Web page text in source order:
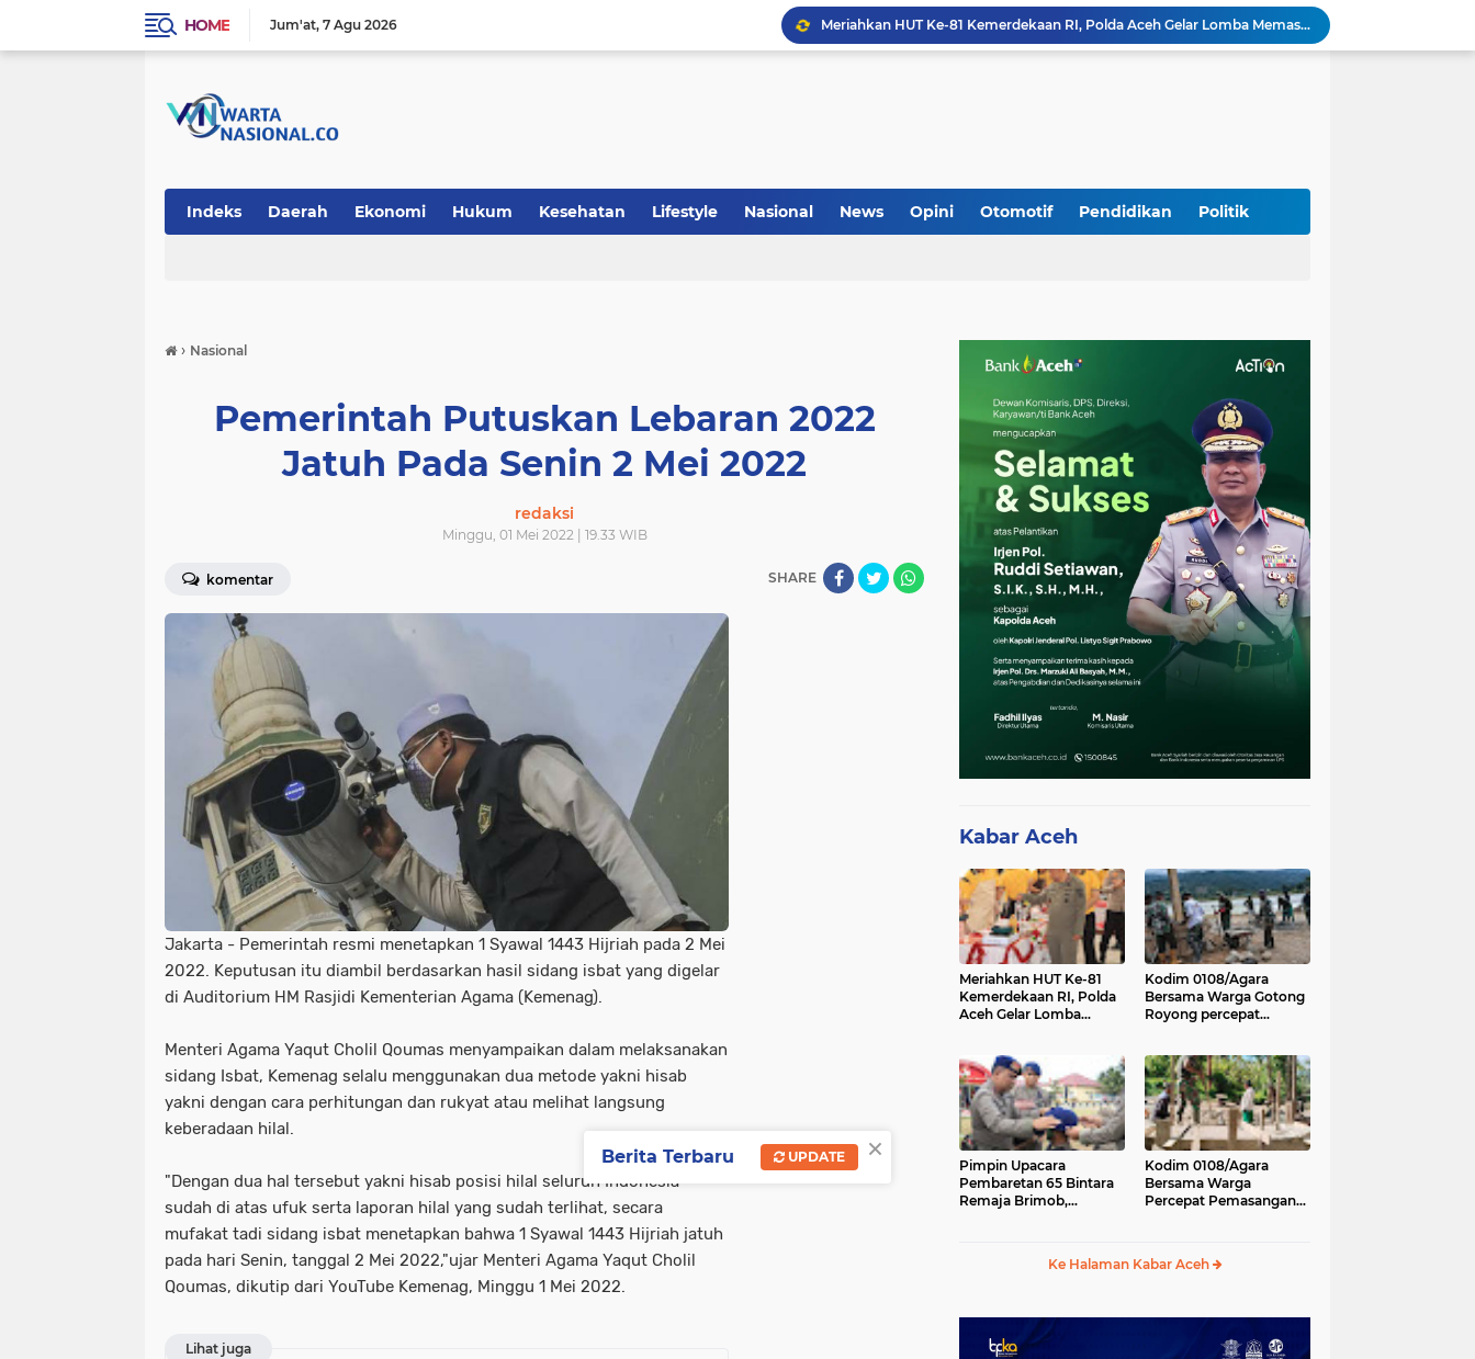
HOME Jum'at 7 Agu 2026
Meriahkan HUT Ke-81 Kemerdekaan RI, Polda Aceh Gelar Lomba Memasak Nasi Goreng dan Aneka Minuman
Babinsa Simpang Tiga Monitoring Harga Sembako, Pastikan Stabilitas dan Ketersediaan Bahan Pokok
Kodim 0108/Agara Bersama Warga Percepat Pemasangan Tiang Pylon Jembatan Gantung di Desa Lawe Ger-Ger Aceh Tenggara
Indeks Daerah Ekonomi Hukum Kesehatan Lifestyle Nasional News Opini Otomotif Pendidikan Politik
› Nasional
Pemerintah Putuskan Lebaran 2022
Jatuh Pada Senin 2 Mei 2022
redaksi
Minggu, 01 Mei 2022 | 19.33 WIB
komentar SHARE
Jakarta - Pemerintah resmi menetapkan 1 Syawal 1443 Hijriah pada 2 Mei
2022. Keputusan itu diambil berdasarkan hasil sidang isbat yang digelar
di Auditorium HM Rasjidi Kementerian Agama (Kemenag).
Menteri Agama Yaqut Cholil Qoumas menyampaikan dalam melaksanakan
sidang Isbat, Kemenag selalu menggunakan dua metode yakni hisab
yakni dengan cara perhitungan dan rukyat atau melihat langsung
keberadaan hilal.
"Dengan dua hal tersebut yakni hisab posisi hilal seluruh Indonesia
sudah di atas ufuk serta laporan hilal yang sudah terlihat, secara
mufakat tadi sidang isbat menetapkan bahwa 1 Syawal 1443 Hijriah jatuh
pada hari Senin, tanggal 2 Mei 2022,"ujar Menteri Agama Yaqut Cholil
Qoumas, dikutip dari YouTube Kemenag, Minggu 1 Mei 2022.
Lihat juga
Kabar Aceh
Meriahkan HUT Ke-81
Kemerdekaan RI, Polda
Aceh Gelar Lomba
Kodim 0108/Agara
Bersama Warga Gotong
Royong percepat
Desa Gulo Aceh
Tenggara
Pimpin Upacara
Pembaretan 65 Bintara
Remaja Brimob,
Kodim 0108/Agara
Bersama Warga
Percepat Pemasangan
Ke Halaman Kabar Aceh
×
Berita Terbaru UPDATE